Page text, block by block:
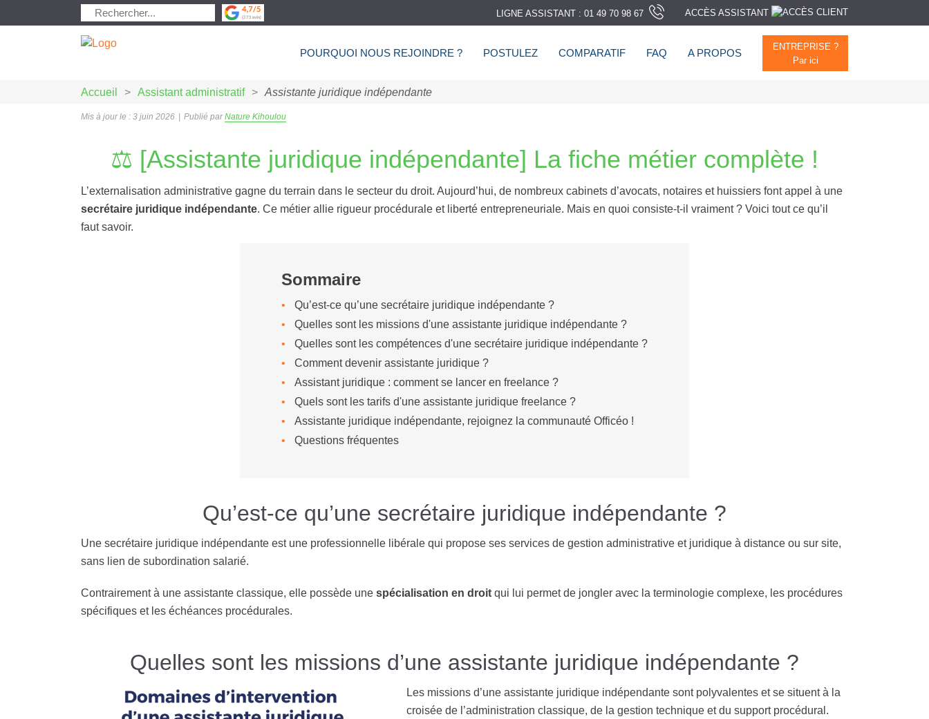
LIGNE ASSISTANT : 01 49 70 98 67 ACCÈS ASSISTANT
POURQUOI NOUS REJOINDRE ? POSTULEZ COMPARATIF FAQ A PROPOS
ENTREPRISE ?
Par ici
Accueil > Assistant administratif > Assistante juridique indépendante
Mis à jour le : 3 juin 2026 Publié parNature Kihoulou
⚖️ [Assistante juridique indépendante] La fiche métier complète !
L’externalisation administrative gagne du terrain dans le secteur du droit. Aujourd’hui, de nombreux cabinets d’avocats, notaires et huissiers font appel à une
secrétaire juridique indépendante. Ce métier allie rigueur procédurale et liberté entrepreneuriale. Mais en quoi consiste-t-il vraiment ? Voici tout ce qu’il
faut savoir.
Sommaire
Qu’est-ce qu’une secrétaire juridique indépendante ?
Quelles sont les missions d'une assistante juridique indépendante ?
Quelles sont les compétences d'une secrétaire juridique indépendante ?
Comment devenir assistante juridique ?
Assistant juridique : comment se lancer en freelance ?
Quels sont les tarifs d'une assistante juridique freelance ?
Assistante juridique indépendante, rejoignez la communauté Officéo !
Questions fréquentes
Qu’est-ce qu’une secrétaire juridique indépendante ?
Une secrétaire juridique indépendante est une professionnelle libérale qui propose ses services de gestion administrative et juridique à distance ou sur site,
sans lien de subordination salarié.
Contrairement à une assistante classique, elle possède une spécialisation en droit qui lui permet de jongler avec la terminologie complexe, les procédures
spécifiques et les échéances procédurales.
Quelles sont les missions d’une assistante juridique indépendante ?
Les missions d’une assistante juridique indépendante sont polyvalentes et se situent à la
croisée de l’administration classique, de la gestion technique et du support procédural.